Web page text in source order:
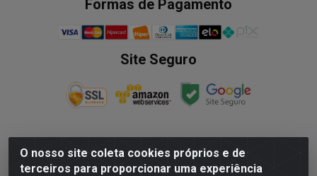
O nosso site coleta cookies próprios e de
terceiros para proporcionar uma experiência
Formas de Pagamento
Site Seguro
NALESSO DISTRIBUIDORA DE AUTO PECAS LTDA - Rua